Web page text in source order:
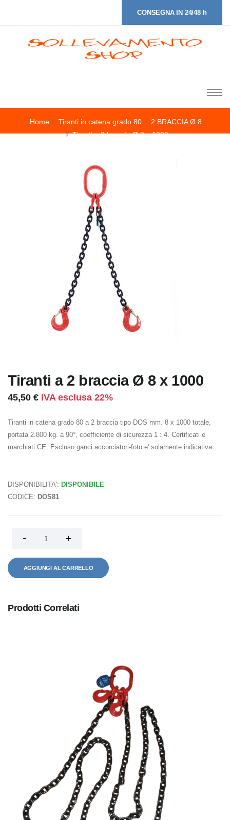
CONSEGNA IN 24/48 h
Home Tiranti in catena grado 80
2 BRACCIA Ø 8
Tiranti a 2 braccia Ø 8 x 1000
Tiranti a 2 braccia Ø 8 x 1000
45,50 € IVA esclusa 22%
Tiranti in catena grado 80 a 2 braccia tipo DOS mm. 8 x 1000 totale,
portata 2.800 kg. a 90°, coefficiente di sicurezza 1 : 4. Certificati e
marchiati CE. Escluso ganci accorciatori-foto e' solamente indicativa
DISPONIBILITA': DISPONIBILE
CODICE: DOS81
AGGIUNGI AL CARRELLO
Prodotti Correlati